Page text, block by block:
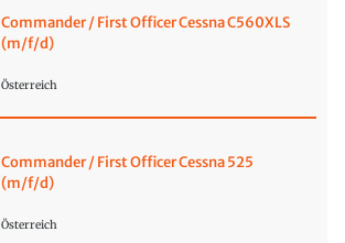
Commander / First Officer Cessna C560XLS
(m/f/d)
Österreich
Commander / First Officer Cessna 525
(m/f/d)
Österreich